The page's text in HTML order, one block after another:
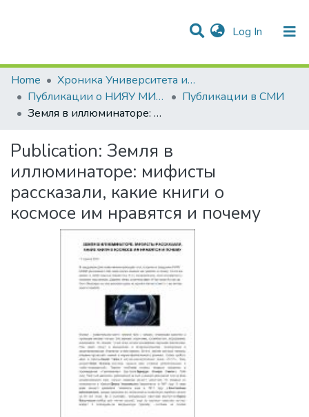
Log In (current)
Communities & Collections
Statistics
All of DSpace
Home
Хроника Университета и упоминания в СМИ
Публикации о НИЯУ МИФИ в СМИ
Публикации в СМИ
Земля в иллюминаторе: мифисты рассказали, какие книги о космосе им нравятся и почему
Publication: Земля в
иллюминаторе: мифисты
рассказали, какие книги о
космосе им нравятся и почему